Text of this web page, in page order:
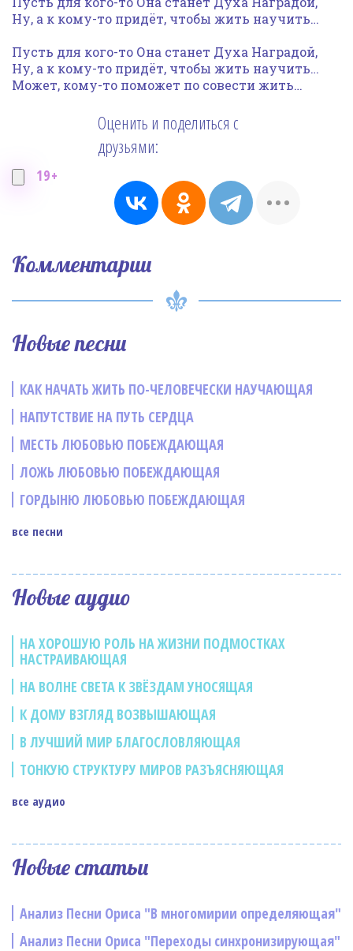
Ну, а к кому-то придёт, чтобы жить научить…
Пусть для кого-то Она станет Духа Наградой,
Ну, а к кому-то придёт, чтобы жить научить…
Может, кому-то поможет по совести жить…
19+
Оценить и поделиться с
друзьями:
Комментарии
Новые песни
КАК НАЧАТЬ ЖИТЬ ПО-ЧЕЛОВЕЧЕСКИ НАУЧАЮЩАЯ
НАПУТСТВИЕ НА ПУТЬ СЕРДЦА
МЕСТЬ ЛЮБОВЬЮ ПОБЕЖДАЮЩАЯ
ЛОЖЬ ЛЮБОВЬЮ ПОБЕЖДАЮЩАЯ
ГОРДЫНЮ ЛЮБОВЬЮ ПОБЕЖДАЮЩАЯ
все песни
Новые аудио
НА ХОРОШУЮ РОЛЬ НА ЖИЗНИ ПОДМОСТКАХ
НАСТРАИВАЮЩАЯ
НА ВОЛНЕ СВЕТА К ЗВЁЗДАМ УНОСЯЩАЯ
К ДОМУ ВЗГЛЯД ВОЗВЫШАЮЩАЯ
В ЛУЧШИЙ МИР БЛАГОСЛОВЛЯЮЩАЯ
ТОНКУЮ СТРУКТУРУ МИРОВ РАЗЪЯСНЯЮЩАЯ
все аудио
Новые статьи
Анализ Песни Ориса "В многомирии определяющая"
Анализ Песни Ориса "Переходы синхронизирующая"